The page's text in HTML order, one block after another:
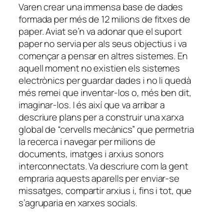
Varen crear una immensa base de dades
formada per més de 12 milions de fitxes de
paper. Aviat se’n va adonar que el suport
paper no servia per als seus objectius i va
començar a pensar en altres sistemes. En
aquell moment no existien els sistemes
electrònics per guardar dades i no li quedà
més remei que inventar-los o, més ben dit,
imaginar-los. I és així que va arribar a
descriure plans per a construir una xarxa
global de “cervells mecànics” que permetria
la recerca i navegar per milions de
documents, imatges i arxius sonors
interconnectats. Va descriure com la gent
empraria aquests aparells per enviar-se
missatges, compartir arxius i, fins i tot, que
s’agruparia en xarxes socials.